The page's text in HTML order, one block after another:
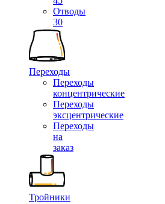
Отводы
30
Переходы
Переходы
концентрические
Переходы
эксцентрические
Переходы
на
заказ
Тройники